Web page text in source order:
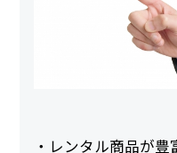
・レンタル商品が豊